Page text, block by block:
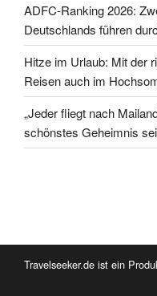
ADFC-Ranking 2026:
Deutschlands führen
Hitze im Urlaub: Mit der
Reisen auch im
„Jeder fliegt nach
schönstes Geheimnis
Travelseeker.de ist ein